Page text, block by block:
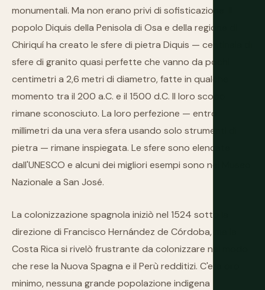
monumentali. Ma non erano privi di sofisticazione. Il
popolo Diquis della Penisola di Osa e della regione di
Chiriquí ha creato le sfere di pietra Diquis — centinaia di
sfere di granito quasi perfette che vanno da pochi
centimetri a 2,6 metri di diametro, fatte in qualche
momento tra il 200 a.C. e il 1500 d.C. Il loro scopo
rimane sconosciuto. La loro perfezione — entro
millimetri da una vera sfera usando solo strumenti di
pietra — rimane inspiegata. Le sfere sono elencate
dall'UNESCO e alcuni dei migliori esempi sono nel Museo
Nazionale a San José.
La colonizzazione spagnola iniziò nel 1524 sotto la
direzione di Francisco Hernández de Córdoba, ma la
Costa Rica si rivelò frustrante da colonizzare nel modo
che rese la Nuova Spagna e il Perù redditizi. C'era oro
minimo, nessuna grande popolazione indigena